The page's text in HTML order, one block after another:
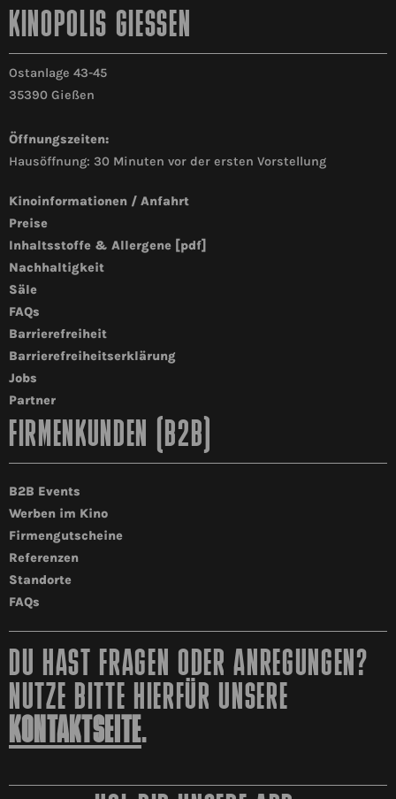
KINOPOLIS GIESSEN
Ostanlage 43-45
35390 Gießen
Öffnungszeiten:
Hausöffnung: 30 Minuten vor der ersten Vorstellung
Kinoinformationen / Anfahrt
Preise
Inhaltsstoffe & Allergene [pdf]
Nachhaltigkeit
Säle
FAQs
Barrierefreiheit
Barrierefreiheitserklärung
Jobs
Partner
FIRMENKUNDEN (B2B)
B2B Events
Werben im Kino
Firmengutscheine
Referenzen
Standorte
FAQs
DU HAST FRAGEN ODER ANREGUNGEN?
NUTZE BITTE HIERFÜR UNSERE
KONTAKTSEITE.